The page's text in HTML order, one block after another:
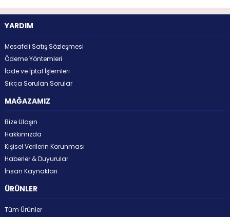
YARDIM
Mesafeli Satış Sözleşmesi
Ödeme Yöntemleri
İade ve İptal İşlemleri
Sıkça Sorulan Sorular
MAĞAZAMIZ
Bize Ulaşın
Hakkımızda
Kişisel Verilerin Korunması
Haberler & Duyurular
İnsan Kaynakları
ÜRÜNLER
Tüm Ürünler